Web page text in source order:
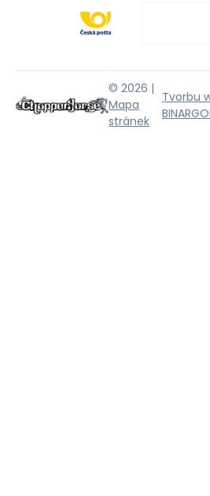
© 2026 |
Mapa
stránek
Tvorbu